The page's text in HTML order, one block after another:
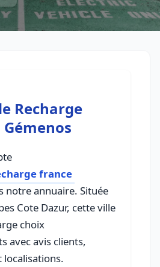
Recharge
france
notre annuaire. Située
Cote Dazur, cette ville
choix
avec avis clients,
localisations.